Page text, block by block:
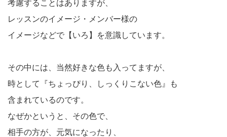
考慮することはありますが、
レッスンのイメージ・メンバー様の
イメージなどで【いろ】を意識しています。
その中には、当然好きな色も入ってますが、
時として『ちょっぴり、しっくりこない色』も
含まれているのです。
なぜかというと、その色で、
相手の方が、元気になったり、